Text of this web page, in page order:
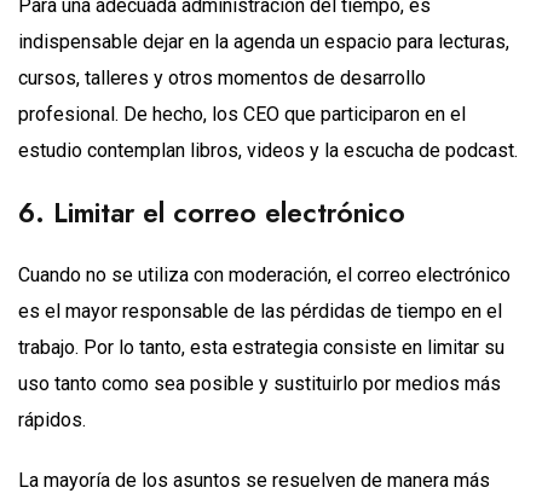
Para una adecuada administración del tiempo, es
indispensable dejar en la agenda un espacio para lecturas,
cursos, talleres y otros momentos de desarrollo
profesional. De hecho, los CEO que participaron en el
estudio contemplan libros, videos y la escucha de podcast.
6. Limitar el correo electrónico
Cuando no se utiliza con moderación, el correo electrónico
es el mayor responsable de las pérdidas de tiempo en el
trabajo. Por lo tanto, esta estrategia consiste en limitar su
uso tanto como sea posible y sustituirlo por medios más
rápidos.
La mayoría de los asuntos se resuelven de manera más